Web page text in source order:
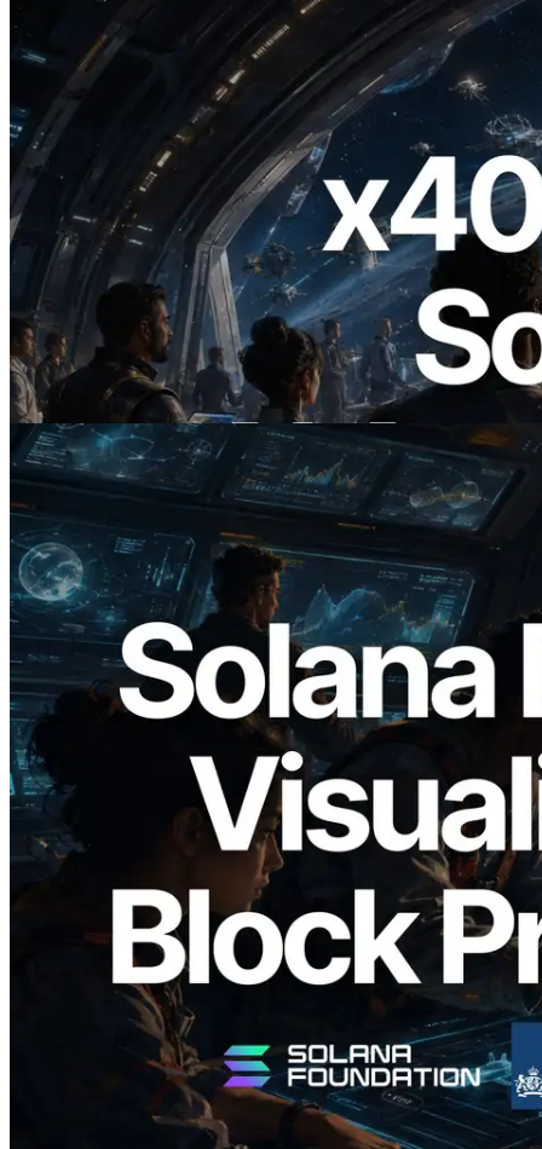
2026.07.04
ERPC lance un RPC Solana compatible
x402 — L'ère où les agents IA paient à la
demande les API dont ils ont besoin
Lire cet article
2026.05.24
Validators Solutions lance le Solana Block
Analyzer — Visualisation du temps de
production de bloc par slot et des
validateurs assignés